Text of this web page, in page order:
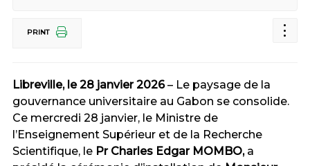
PRINT
Libreville, le 28 janvier 2026– Le paysage de la
gouvernance universitaire au Gabon se consolide.
Ce mercredi 28 janvier, le Ministre de
l’Enseignement Supérieur et de la Recherche
Scientifique, le Pr Charles Edgar MOMBO,a